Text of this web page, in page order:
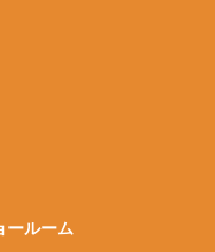
ールーム